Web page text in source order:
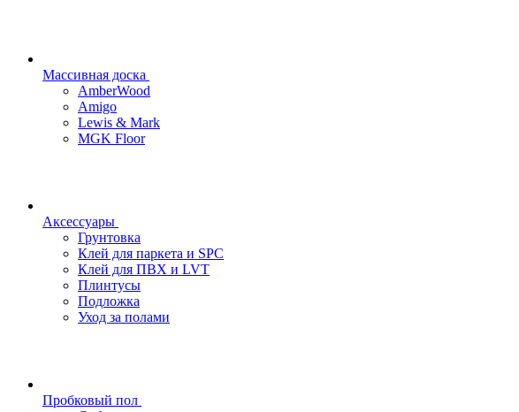
Массивная доска
AmberWood
Amigo
Lewis & Mark
MGK Floor
Аксессуары
Грунтовка
Клей для паркета и SPC
Клей для ПВХ и LVT
Плинтусы
Подложка
Уход за полами
Пробковый пол